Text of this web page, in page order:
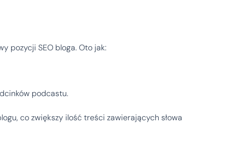
pozycji SEO bloga. Oto jak:
podcastu.
co zwiększy ilość treści zawierających słowa